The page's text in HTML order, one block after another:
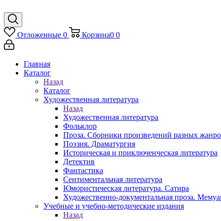
Отложенные 0 Корзина0 0
Главная
Каталог
Назад
Каталог
Художественная литература
Назад
Художественная литература
Фольклор
Проза. Сборники произведений разных
Поэзия. Драматургия
Историческая и приключенческая литература
Детектив
Фантастика
Сентиментальная литература
Юмористическая литература. Сатира
Художественно-документальная проза.
Учебные и учебно-методические издания
Назад